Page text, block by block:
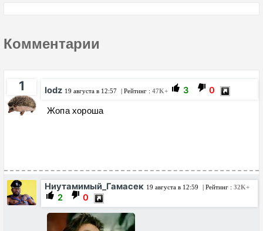
Комментарии
1 Iodz 19 августа в 12:57 | Рейтинг : 47K+ 3 0
Жопа хороша
Ниутамимый_Гамасек 19 августа в 12:59 | Рейтинг : 32K+
2 0